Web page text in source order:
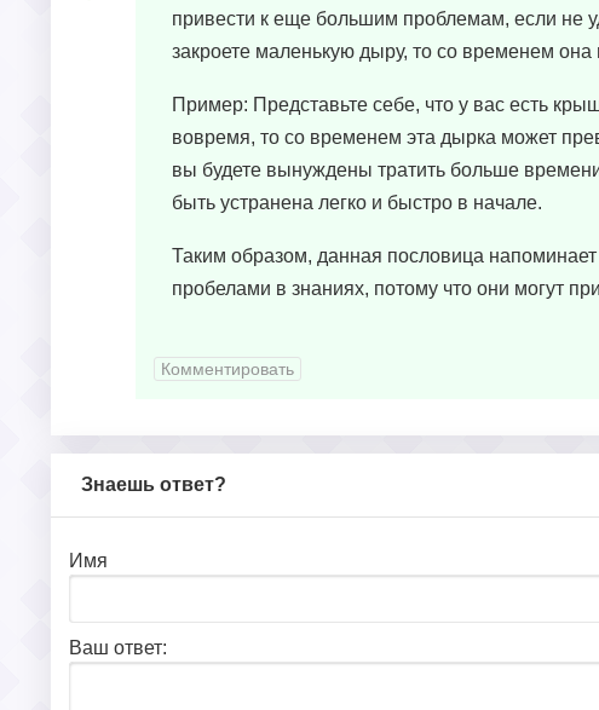
привести к еще большим проблемам, если не
закроете маленькую дыру, то со временем
Пример: Представьте себе, что у вас есть
вовремя, то со временем эта дырка может
вы будете вынуждены тратить больше
быть устранена легко и быстро в начале.
Таким образом, данная пословица
пробелами в знаниях, потому что они могут
Комментировать
Знаешь ответ?
Имя
Ваш ответ: